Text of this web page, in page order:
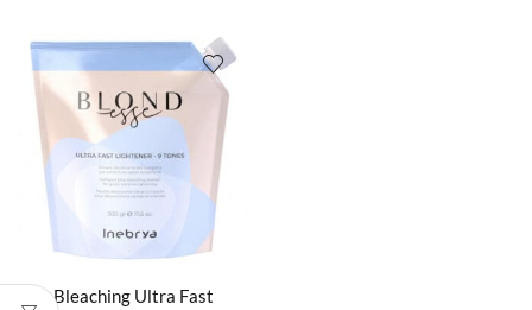
Lightener
aantal
Bleaching Ultra Fast